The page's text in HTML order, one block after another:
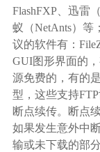
基因行业
汽车行业
生产制造业
IT互联网行业
FlashFXP、迅雷
蚁（NetAnts）等
议的软件有：
GUI图形界面的
源免费的，有的
型，这些支持
断点续传。断点
如果发生意外中
输或未下载的部